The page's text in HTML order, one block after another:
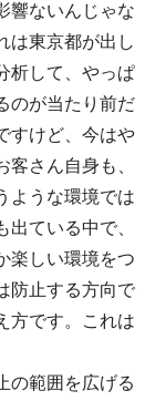
響ないんじゃな
は東京都が出し
析して、やっぱ
のが当たり前だ
すけど、今はや
さん自身も、
ような環境では
ている中で、
楽しい環境をつ
防止する方向で
方です。これは
の範囲を広げる